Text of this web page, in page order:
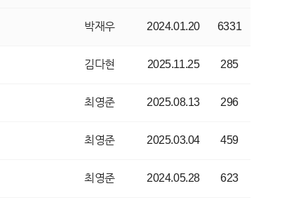
박재우 2024.01.20 6331
김다현 2025.11.25 285
최영준 2025.08.13 296
최영준 2025.03.04 459
최영준 2024.05.28 623